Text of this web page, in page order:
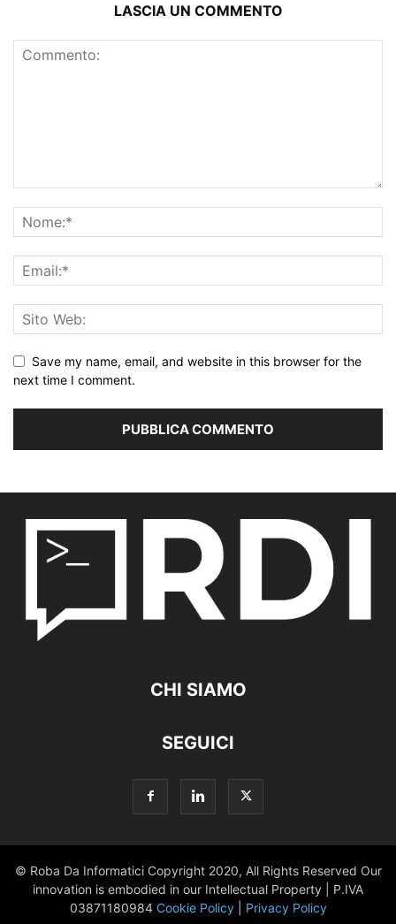
LASCIA UN COMMENTO
Save my name, email, and website in this browser for the
next time I comment.
CHI SIAMO
SEGUICI
© Roba Da Informatici Copyright 2020, All Rights Reserved Our
innovation is embodied in our Intellectual Property | P.IVA
03871180984 Cookie Policy| Privacy Policy